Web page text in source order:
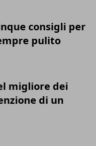
consigli per
pulito
migliore dei
di un